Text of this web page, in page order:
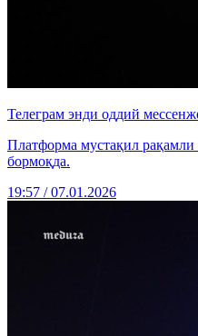
Телеграм энди оддий
Платформа мустақил
бормоқда.
19:57 / 07.01.2026